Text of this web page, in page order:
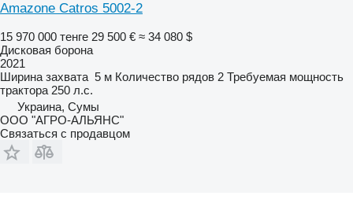
Amazone Catros 5002-2
15 970 000 тенге 29 500 € ≈ 34 080 $
Дисковая борона
2021
Ширина захвата 5 м Количество рядов 2 Требуемая мощность
трактора 250 л.с.
Украина, Сумы
ООО "АГРО-АЛЬЯНС"
Связаться с продавцом